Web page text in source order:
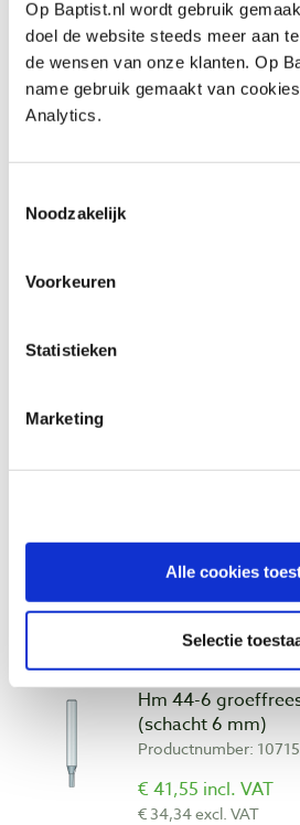
Op Baptist.nl wordt gebruik
doel de website steeds meer aan
de wensen van onze klanten. Op
name gebruik gemaakt van
Analytics.
Noodzakelijk
Voorkeuren
Statistieken
Marketing
Alle cookies
Selectie
andersom.
Also view
Diamantstenen
(schacht 6 mm)
€ 36,45 incl. VAT
€ 30,12 excl. VAT
Delivered within 2-5
Compare
Hm 44-6
(schacht 6 mm)
Productnumber:
€ 41,55 incl. VAT
€ 34,34 excl. VAT